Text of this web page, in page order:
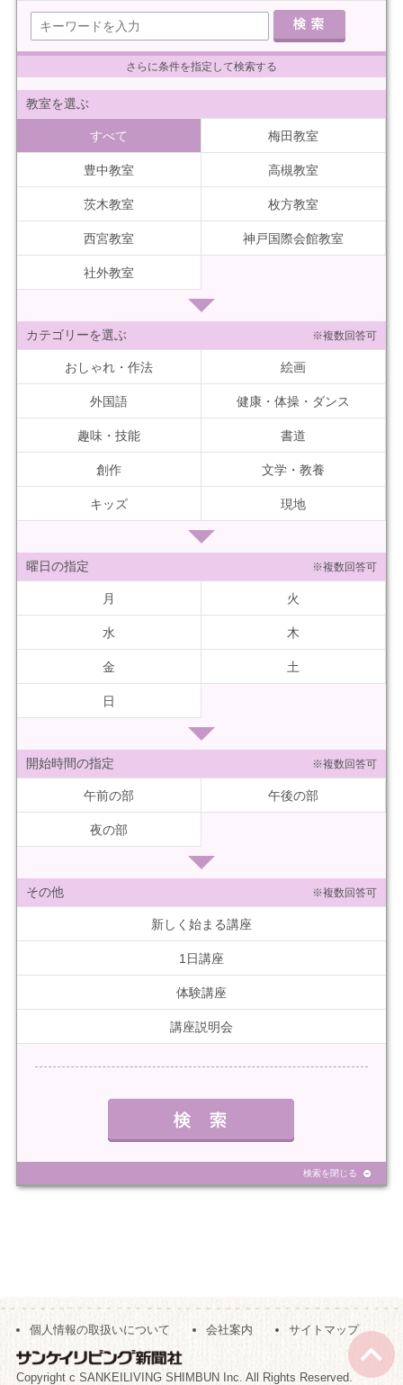
さらに条件を指定して検索する
教室を選ぶ
すべて 梅田教室
豊中教室 高槻教室
茨木教室 枚方教室
西宮教室 神戸国際会館教室
社外教室
カテゴリーを選ぶ ※複数回答可
おしゃれ・作法 絵画
外国語 健康・体操・ダンス
趣味・技能 書道
創作 文学・教養
キッズ 現地
曜日の指定 ※複数回答可
月 火
水 木
金 土
日
開始時間の指定 ※複数回答可
午前の部 午後の部
夜の部
その他 ※複数回答可
新しく始まる講座
1日講座
体験講座
講座説明会
検索を閉じる
個人情報の取扱いについて 会社案内 サイトマップ
Copyright c SANKEILIVING SHIMBUN Inc. All Rights Reserved.